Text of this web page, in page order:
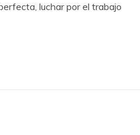
luchar por el trabajo